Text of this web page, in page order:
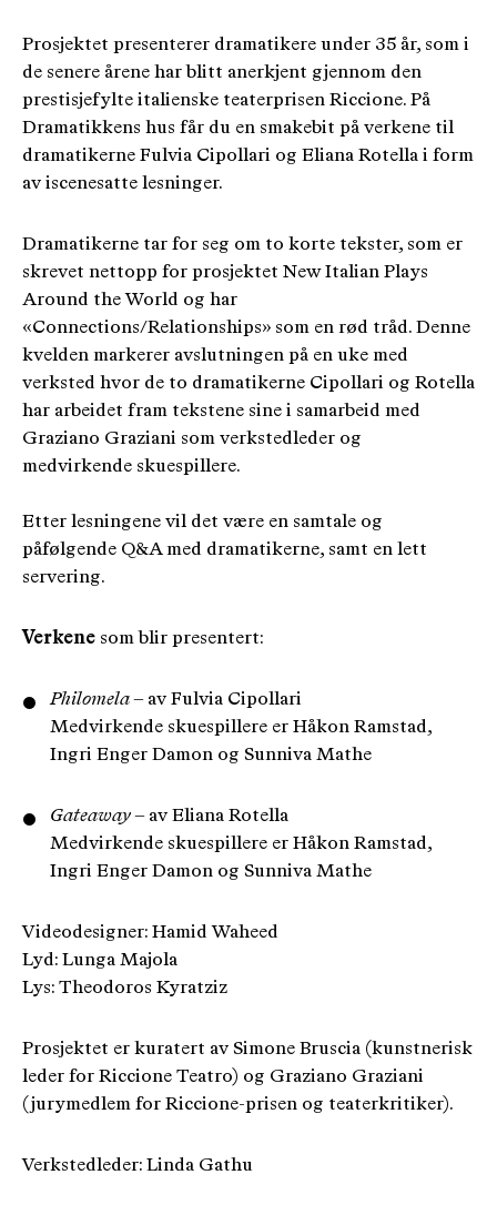
Prosjektet presenterer dramatikere under 35 år, som i
de senere årene har blitt anerkjent gjennom den
prestisjefylte italienske teaterprisen Riccione. På
Dramatikkens hus får du en smakebit på verkene til
dramatikerne Fulvia Cipollari og Eliana Rotella i form
av iscenesatte lesninger.
Dramatikerne tar for seg om to korte tekster, som er
skrevet nettopp for prosjektet New Italian Plays
Around the World og har
«Connections/Relationships» som en rød tråd. Denne
kvelden markerer avslutningen på en uke med
verksted hvor de to dramatikerne Cipollari og Rotella
har arbeidet fram tekstene sine i samarbeid med
Graziano Graziani som verkstedleder og
medvirkende skuespillere.
Etter lesningene vil det være en samtale og
påfølgende Q&A med dramatikerne, samt en lett
servering.
Verkene som blir presentert:
Philomela– av Fulvia Cipollari
Medvirkende skuespillere er Håkon Ramstad,
Ingri Enger Damon og Sunniva Mathe
Gateaway– av Eliana Rotella
Medvirkende skuespillere er Håkon Ramstad,
Ingri Enger Damon og Sunniva Mathe
Videodesigner: Hamid Waheed
Lyd: Lunga Majola
Lys: Theodoros Kyratziz
Prosjektet er kuratert av Simone Bruscia (kunstnerisk
leder for Riccione Teatro) og Graziano Graziani
(jurymedlem for Riccione-prisen og teaterkritiker).
Verkstedleder: Linda Gathu